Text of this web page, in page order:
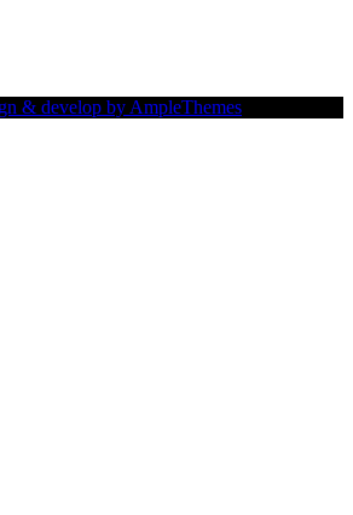
& develop by AmpleThemes